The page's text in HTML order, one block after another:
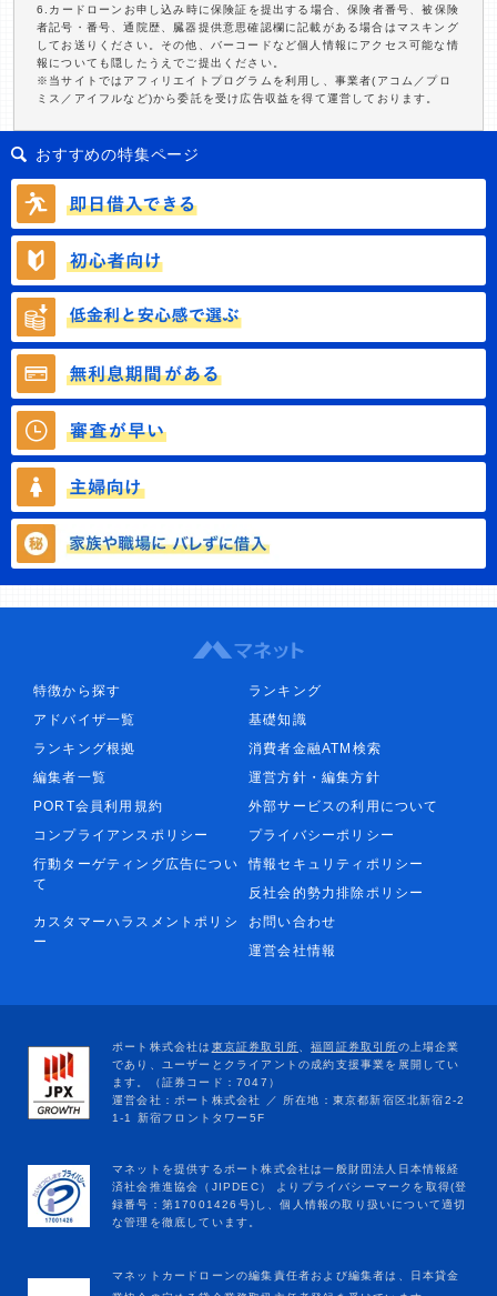
6.カードローンお申し込み時に保険証を提出する場合、保険者番号、被保険
者記号・番号、通院歴、臓器提供意思確認欄に記載がある場合はマスキング
してお送りください。その他、バーコードなど個人情報にアクセス可能な情
報についても隠したうえでご提出ください。
※当サイトではアフィリエイトプログラムを利用し、事業者(アコム／プロ
ミス／アイフルなど)から委託を受け広告収益を得て運営しております。
おすすめの特集ページ
特徴から探す
ランキング
アドバイザ一覧
基礎知識
ランキング根拠
消費者金融ATM検索
編集者一覧
運営方針・編集方針
PORT会員利用規約
外部サービスの利用について
コンプライアンスポリシー
プライバシーポリシー
行動ターゲティング広告につい
て
情報セキュリティポリシー
反社会的勢力排除ポリシー
カスタマーハラスメントポリシ
ー
お問い合わせ
運営会社情報
マネットカードローンの編集責任者および編集者は、日本貸金